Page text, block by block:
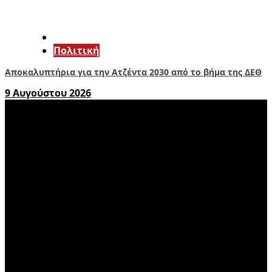
Πολιτική
Αποκαλυπτήρια για την Ατζέντα 2030 από το βήμα της ΔΕΘ
9 Αυγούστου 2026